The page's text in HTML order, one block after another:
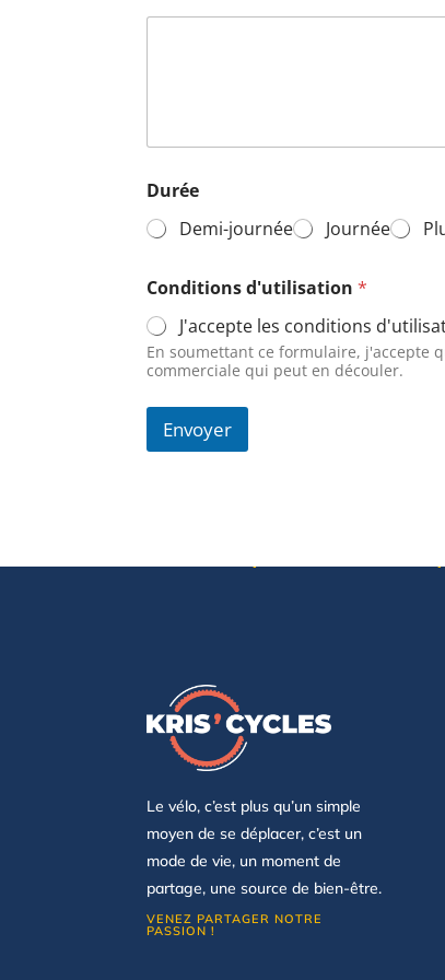
a
i
l
e
C
o
n
d
i
t
o
é
Durée
Demi-journée
Journée
Conditions d'utilisation*
J'accepte les conditions
En soumettant ce formulaire, j'accepte
commerciale qui peut en découler.
Envoyer
Le vélo, c’est plus qu’un simple
moyen de se déplacer, c’est un
mode de vie, un moment de
partage, une source de bien-être.
VENEZ PARTAGER NOTRE
PASSION !